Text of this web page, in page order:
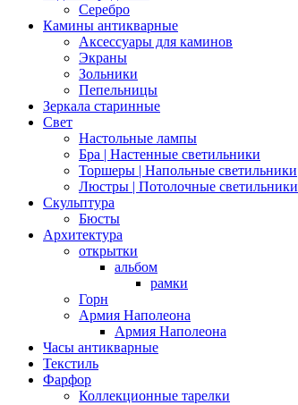
Серебро
Камины антикварные
Аксессуары для каминов
Экраны
Зольники
Пепельницы
Зеркала старинные
Свет
Настольные лампы
Бра | Настенные светильники
Торшеры | Напольные светильники
Люстры | Потолочные светильники
Скульптура
Бюсты
Архитектура
открытки
альбом
рамки
Горн
Армия Наполеона
Армия Наполеона
Часы антикварные
Текстиль
Фарфор
Коллекционные тарелки